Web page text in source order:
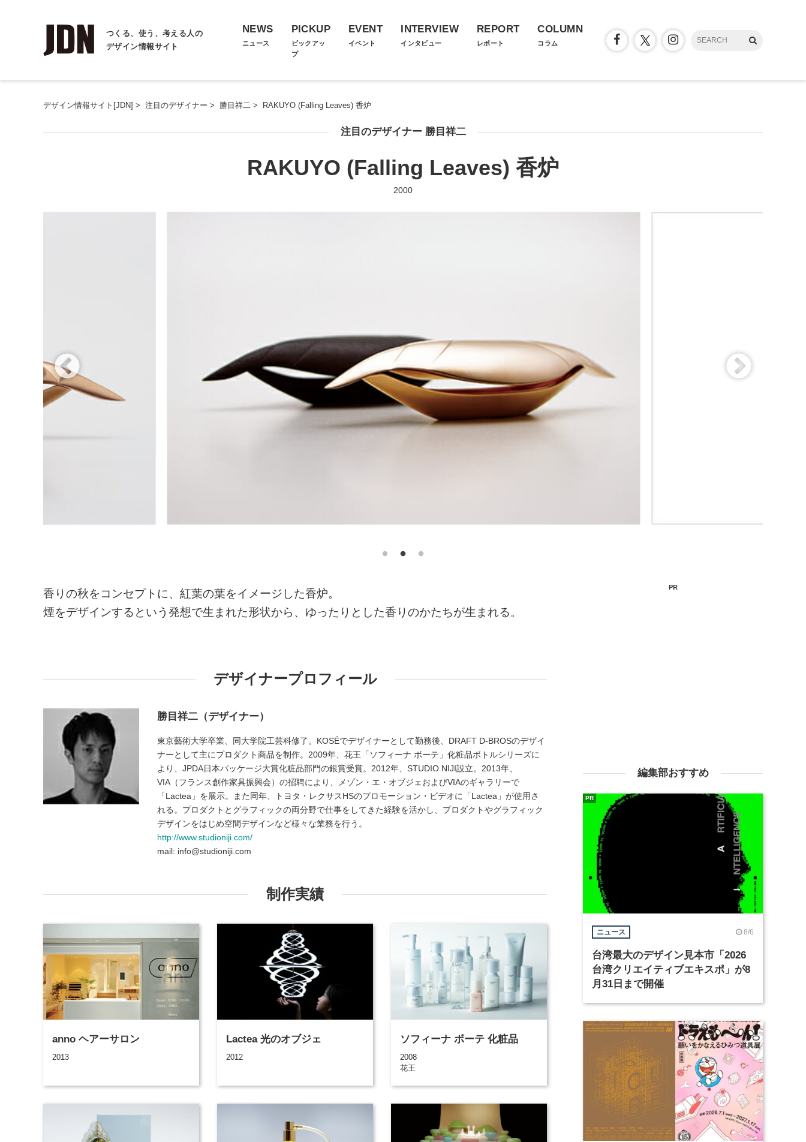
つくる、使う、考える人の
デザイン情報サイト
NEWS
ニュース
PICKUP
ピックアッ
プ
EVENT
イベント
INTERVIEW
インタビュー
REPORT
レポート
COLUMN
コラム
デザイン情報サイト[JDN] > 注目のデザイナー > 勝目祥二 > RAKUYO (Falling Leaves) 香炉
注目のデザイナー 勝目祥二
RAKUYO (Falling Leaves) 香炉
2000
香りの秋をコンセプトに、紅葉の葉をイメージした香炉。
煙をデザインするという発想で生まれた形状から、ゆったりとした香りのかたちが生まれる。
デザイナープロフィール
勝目祥二（デザイナー）
東京藝術大学卒業、同大学院工芸科修了。KOSÉでデザイナーとして勤務後、DRAFT D-BROSのデザイ
ナーとして主にプロダクト商品を制作。2009年、花王「ソフィーナ ボーテ」化粧品ボトルシリーズに
より、JPDA日本パッケージ大賞化粧品部門の銀賞受賞。2012年、STUDIO NIJI設立。2013年、
VIA（フランス創作家具振興会）の招聘により、メゾン・エ・オブジェおよびVIAのギャラリーで
「Lactea」を展示。また同年、トヨタ・レクサスHSのプロモーション・ビデオに「Lactea」が使用さ
れる。プロダクトとグラフィックの両分野で仕事をしてきた経験を活かし、プロダクトやグラフィック
デザインをはじめ空間デザインなど様々な業務を行う。
http://www.studioniji.com/
mail: info@studioniji.com
制作実績
anno ヘアーサロン
2013
Lactea 光のオブジェ
2012
ソフィーナ ボーテ 化粧品
2008
花王
PR
編集部おすすめ
ニュース 8/6
台湾最大のデザイン見本市「2026
台湾クリエイティブエキスポ」が8
月31日まで開催
PR